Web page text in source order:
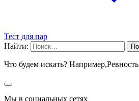
Тест для пар
Найти:
Что будем искать? Например,Ревность
Мы в социальных сетях